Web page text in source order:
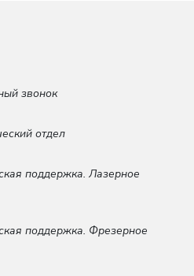
звонок
отдел
поддержка. Лазерное
поддержка. Фрезерное